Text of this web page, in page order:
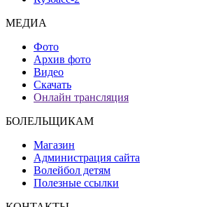
МЕДИА
Фото
Архив фото
Видео
Скачать
Онлайн трансляция
БОЛЕЛЬЩИКАМ
Магазин
Администрация сайта
Волейбол детям
Полезные ссылки